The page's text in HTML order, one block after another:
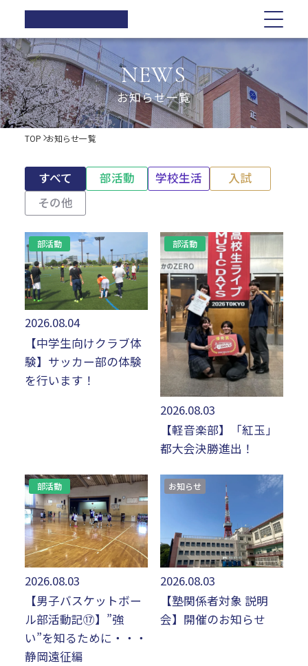
正則高等
学校
学校紹介
正則高等学校の3つの柱
校長ご挨拶
歴史・伝統
制服紹介
教育の特色
正則教育の全体図
学習指導
教科紹介
教育内容
進路実績
後援会
学校生活
年間行事
体育祭
学院祭
学院祭特設ページ
入試情報
オープンスクール・学校説明会
募集要項
Web出願について
お問い合わせ
在校生の方へ
卒業生の方へ
各種証明書の発行
学校紹介
正則高等学校の3つの柱
校長ご挨拶
歴史・伝統
制服紹介
施設紹介
教育の特色
正則教育の全体図
学習指導
教科紹介
教育内容
進路指導
進路実績
卒業生の声
生活指導
学校生活
年間行事
体育祭
学院祭
学習旅行
体験学習
学院祭特設ページ
生徒会・部活動
入試情報
オープンスクール・学校説明会
募集要項
Web出願について
入試Q&A
学費軽減・助成制度
お問い合わせ
お知らせ一覧
在校生の方へ
卒業生の方へ
各種証明書の発行
同窓会
デジタル パンフレット
資料請求
アクセス
NEWS
お知らせ一覧
TOP お知らせ一覧
すべて 部活動 学校生活
入試
その他
部活動
2026.08.04
【中学生向けクラブ体
験】サッカー部の体験
を行います！
部活動
2026.08.03
【軽音楽部】「紅玉」
都大会決勝進出！
部活動
2026.08.03
【男子バスケットボー
ル部活動記⑰】”強
い”を知るために・・・
静岡遠征編
お知らせ
2026.08.03
【塾関係者対象 説明
会】開催のお知らせ